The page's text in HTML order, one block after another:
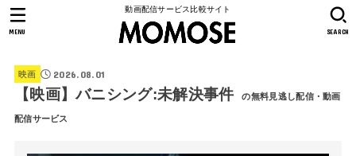
動画配信サービス比較サイト
SEARCH
MENU
映画 2026.08.01
【映画】バニシング:未解決事件 の無料見逃し配信・動画
配信サービス